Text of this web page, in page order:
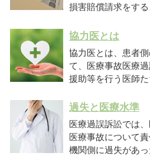
損害賠償請求をす
協力医とは
協力医とは、患者
て、医療事故医療
援助等を行う医師
過失と医療水準
医療過誤訴訟では
医療事故について
機関側に過失があ